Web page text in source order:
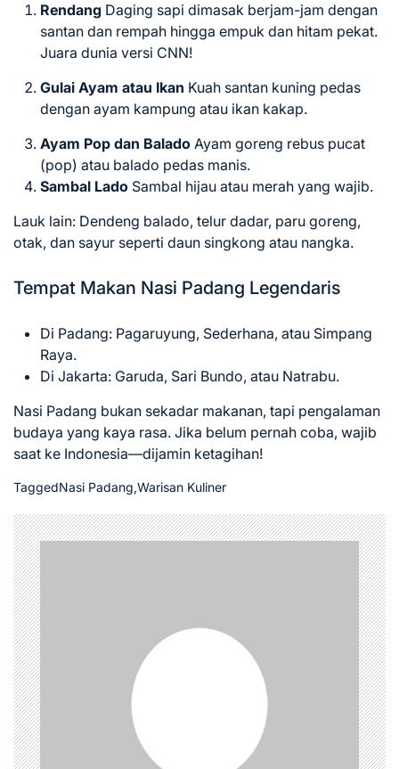
Rendang Daging sapi dimasak berjam-jam dengan
santan dan rempah hingga empuk dan hitam pekat.
Juara dunia versi CNN!
Gulai Ayam atau Ikan Kuah santan kuning pedas
dengan ayam kampung atau ikan kakap.
Ayam Pop dan Balado Ayam goreng rebus pucat
(pop) atau balado pedas manis.
Sambal Lado Sambal hijau atau merah yang wajib.
Lauk lain: Dendeng balado, telur dadar, paru goreng,
otak, dan sayur seperti daun singkong atau nangka.
Tempat Makan Nasi Padang Legendaris
Di Padang: Pagaruyung, Sederhana, atau Simpang
Raya.
Di Jakarta: Garuda, Sari Bundo, atau Natrabu.
Nasi Padang bukan sekadar makanan, tapi pengalaman
budaya yang kaya rasa. Jika belum pernah coba, wajib
saat ke Indonesia—dijamin ketagihan!
TaggedNasi Padang,Warisan Kuliner